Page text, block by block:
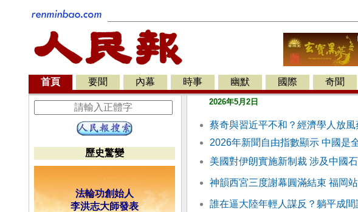
首頁 要聞 內幕 時事 幽默 國際 奇聞
歷史驚變
法輪功創始人
李洪志大師發表
2026年5月2日
蔡奇與習近平不和？經濟學人放
2026年新聞自由指數顯示 中國是
美國對伊朗實施新制裁 涉及中國
神韻西宮三度謝幕圓滿結束 福岡
誰在逼大陸年輕人謀反？躺平成間